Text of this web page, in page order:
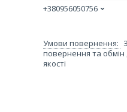
+380956050756
повернення та
якості